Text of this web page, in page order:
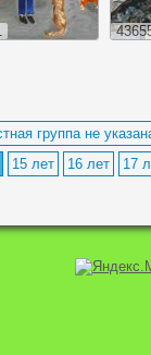
группа не
15 лет 16 лет 17